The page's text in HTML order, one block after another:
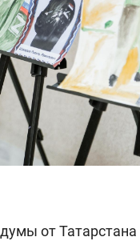
от Татарстана